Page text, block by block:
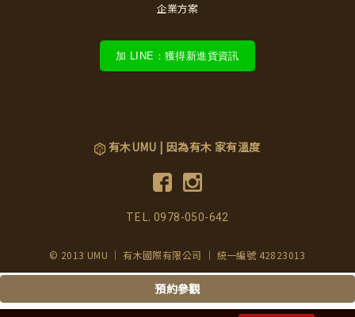
企業方案
加 LINE：獲得新進貨資訊
有木UMU | 因為有木 家有溫度
TEL.0978-050-642
© 2013 UMU ｜ 有木國際有限公司 ｜ 統一編號 42823013
預約參觀